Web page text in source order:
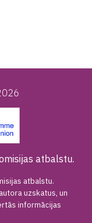
atbalstu.
atbalstu.
uzskatus, un
informācijas